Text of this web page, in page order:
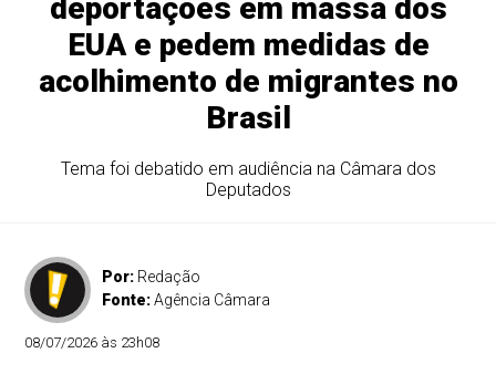
deportações em massa dos
EUA e pedem medidas de
acolhimento de migrantes no
Brasil
Tema foi debatido em audiência na Câmara dos
Deputados
Por: Redação
Fonte:Agência Câmara
08/07/2026 às 23h08